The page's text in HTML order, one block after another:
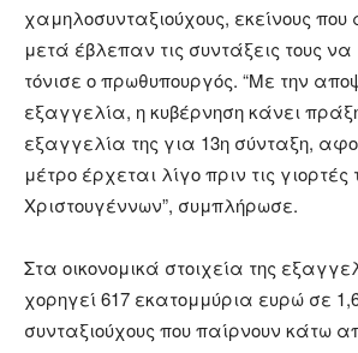
χαμηλοσυνταξιούχους, εκείνους που
μετά έβλεπαν τις συντάξεις τους να
τόνισε ο πρωθυπουργός. “Με την
εξαγγελία, η κυβέρνηση κάνει
εξαγγελία της για 13η σύνταξη,
μέτρο έρχεται λίγο πριν τις γιορτές
Χριστουγέννων”, συμπλήρωσε.
Στα οικονομικά στοιχεία της
χορηγεί 617 εκατομμύρια ευρώ σε
συνταξιούχους που παίρνουν κάτω